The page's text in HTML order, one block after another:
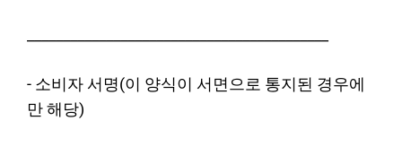
- 소비자 서명(이 양식이 서면으로 통지된 경우에
만 해당)